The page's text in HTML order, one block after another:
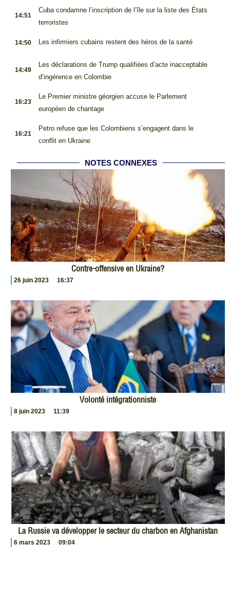
14:51
Cuba condamne l’inscription de l’île sur la liste des États
terroristes
14:50 Les infirmiers cubains restent des héros de la santé
14:49
Les déclarations de Trump qualifiées d’acte inacceptable
d’ingérence en Colombie
16:23
Le Premier ministre géorgien accuse le Parlement
européen de chantage
16:21
Petro refuse que les Colombiens s’engagent dans le
conflit en Ukraine
NOTES CONNEXES
Contre-offensive en Ukraine?
26 juin 2023 16:37
Volonté intégrationniste
8 juin 2023 11:39
La Russie va développer le secteur du charbon en Afghanistan
6 mars 2023 09:04